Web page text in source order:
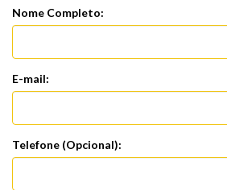
Nome Completo:
E-mail:
Telefone (Opcional):